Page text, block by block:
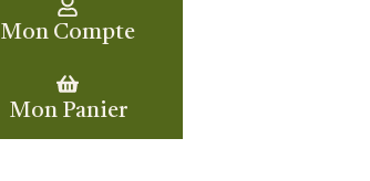
Mon Compte
Mon Panier